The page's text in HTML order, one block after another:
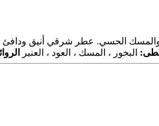
والمسك الحسي. عطر شرقي أنيق
البخور ، المسك ، العود ، العنبر